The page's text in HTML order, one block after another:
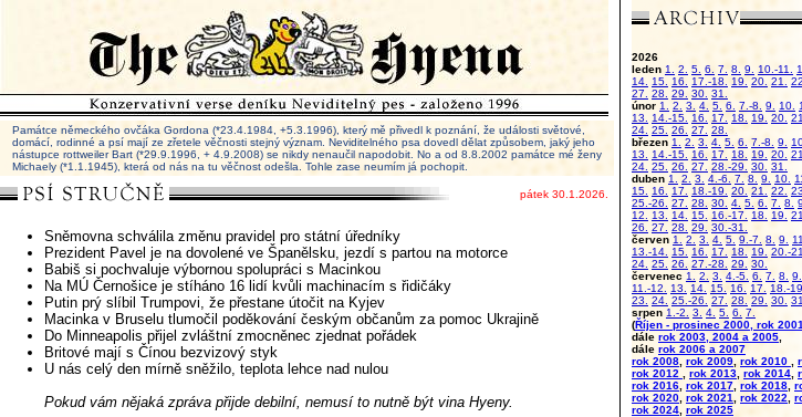
2026
leden 1. 2. 5. 6. 7. 8. 9. 10.-11.
14.
15. 16. 17.-18. 19. 20. 21. 22.
27.
28. 29. 30. 31.
únor 1. 2. 3. 4. 5. 6. 7.-8. 9. 10.
13.
14.-15. 16. 17. 18. 19. 20.
24. 25. 26. 27.
28.
březen 1. 2. 3. 4. 5. 6. 7.-8. 9.
13.
14.-15. 16. 17. 18. 19. 20.
24. 25. 26. 27. 28.-29. 30. 31.
duben 1. 2. 3. 4.-6. 7. 8. 9. 10.
15.
16. 17. 18.-19. 20. 21. 22. 23.
25.-26.
27. 28. 30. 4. 5. 6. 7. 8.
12.
13. 14. 15. 16.-17. 18. 19. 21.
26.
27. 28. 29.
30.-31.
červen 1. 2. 3. 4. 5. 9.-7. 8. 9. 11.
13.-14.
15. 16. 17. 18. 19. 20.-21.
24. 25. 26. 27.-28. 29.
30.
červenec 1. 2. 3. 4.-5. 6. 7. 8. 9.
11.-12.
13. 14. 15. 16. 17. 18.-19.
23.
24. 25.-26. 27. 28. 29. 30. 31.
srpen 1.-2. 3. 4. 5. 6. 7.
(Říjen - prosinec 2000, rok
dále rok 2003, 2004 a 2005
dále rok 2006 a 2007
rok 2008 rok 2009 rok 2010
rok 2012
rok 2013 rok 2014
rok 2016 rok 2017 rok 2018
rok 2020 rok 2021 rok 2022
rok 2024 rok 2025
Památce německého ovčáka Gordona (*23.4.1984, +5.3.1996), který mě přivedl k poznání, že události světové,
domácí, rodinné a psí mají ze zřetele věčnosti stejný význam. Neviditelného psa dovedl dělat způsobem, jaký jeho
nástupce rottweiler Bart (*29.9.1996, + 4.9.2008) se nikdy nenaučil napodobit. No a od 8.8.2002 památce mé ženy
Michaely (*1.1.1945), která od nás na tu věčnost odešla. Tohle zase neumím já pochopit.
pátek 30.1.2026.
Sněmovna schválila změnu pravidel pro státní úředníky
Prezident Pavel je na dovolené ve Španělsku, jezdí s partou na motorce
Babiš si pochvaluje výbornou spolupráci s Macinkou
Na MÚ Černošice je stíháno 16 lidí kvůli machinacím s řidičáky
Putin prý slíbil Trumpovi, že přestane útočit na Kyjev
Macinka v Bruselu tlumočil poděkování českým občanům za pomoc Ukrajině
Do Minneapolis přijel zvláštní zmocněnec zjednat pořádek
Britové mají s Čínou bezvizový styk
U nás celý den mírně sněžilo, teplota lehce nad nulou
Pokud vám nějaká zpráva přijde debilní, nemusí to nutně být vina Hyeny.